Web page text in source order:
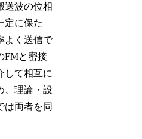
送波の位相
定に保た
よく送信で
FMと密接
して相互に
、理論・設
は両者を同